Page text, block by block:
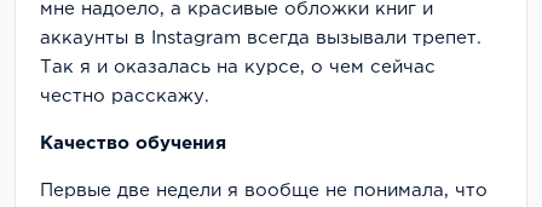
мне надоело, а красивые обложки книг и
аккаунты в Instagram всегда вызывали трепет.
Так я и оказалась на курсе, о чем сейчас
честно расскажу.
Качество обучения
Первые две недели я вообще не понимала, что